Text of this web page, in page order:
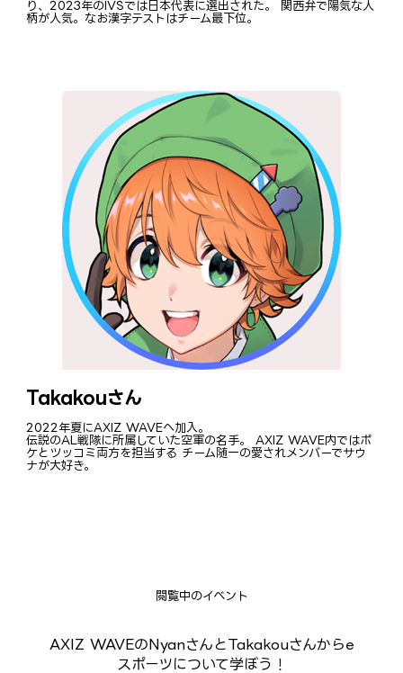
り、2023年のIVSでは日本代表に選出された。 関西弁で陽気な人
柄が人気。なお漢字テストはチーム最下位。
Takakouさん
2022年夏にAXIZ WAVEへ加入。
伝説のAL戦隊に所属していた空軍の名手。 AXIZ WAVE内ではボ
ケとツッコミ両方を担当する チーム随一の愛されメンバーでサウ
ナが大好き。
閲覧中のイベント
AXIZ WAVEのNyanさんとTakakouさんからe
スポーツについて学ぼう！